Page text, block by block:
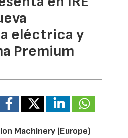
eléctrica y
Premium
Machinery (Europe)